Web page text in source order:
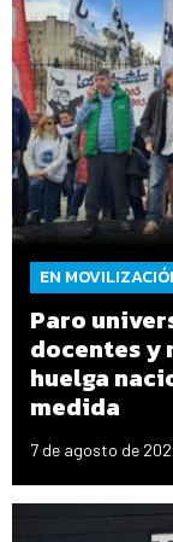
EN
Paro
docentes y
huelga
medida
7 de agosto de